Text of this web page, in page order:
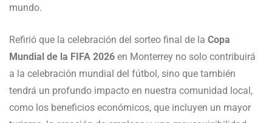
mundo.
Refirió que la celebración del sorteo final de la Copa
Mundial de la FIFA 2026 en Monterrey no solo contribuirá
a la celebración mundial del fútbol, sino que también
tendrá un profundo impacto en nuestra comunidad local,
como los beneficios económicos, que incluyen un mayor